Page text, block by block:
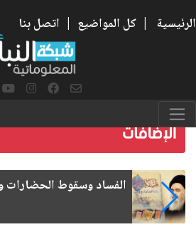
الرئيسية | كل المواضيع | اتصل بنا
رواتب الموظفين على